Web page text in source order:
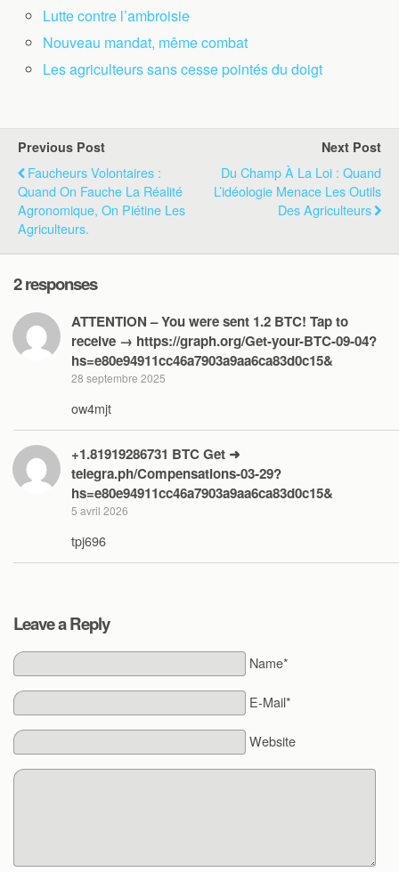
Lutte contre l’ambroisie
Nouveau mandat, même combat
Les agriculteurs sans cesse pointés du doigt
Previous Post
Faucheurs Volontaires :
Quand On Fauche La Réalité
Agronomique, On Piétine Les
Agriculteurs.
Next Post
Du Champ À La Loi : Quand
L’idéologie Menace Les Outils
Des Agriculteurs
2 responses
ATTENTION – You were sent 1.2 BTC! Tap to
receive → https://graph.org/Get-your-BTC-09-04?
hs=e80e94911cc46a7903a9aa6ca83d0c15&
28 septembre 2025
ow4mjt
+1.81919286731 BTC Get ➜
telegra.ph/Compensations-03-29?
hs=e80e94911cc46a7903a9aa6ca83d0c15&
5 avril 2026
tpj696
Leave a Reply
Name*
E-Mail*
Website